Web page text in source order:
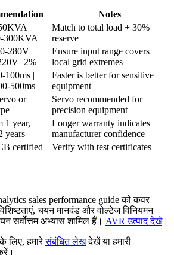
Notes
|
300KVA
Match to total load + 30%
reserve
280V
Ensure input range covers
local grid extremes
100ms |
500ms
Faster is better for sensitive
equipment
or
Servo recommended for
precision equipment
1 year,
years
Longer warranty indicates
manufacturer confidence
certified Verify with test certificates
sales performance guide को कवर
चयन मानदंड और वोल्टेज विनियमन
सर्वोत्तम अभ्यास शामिल हैं। AVR उत्पाद देखें।
के लिए, हमारेसंबंधित लेखदेखें या हमारी